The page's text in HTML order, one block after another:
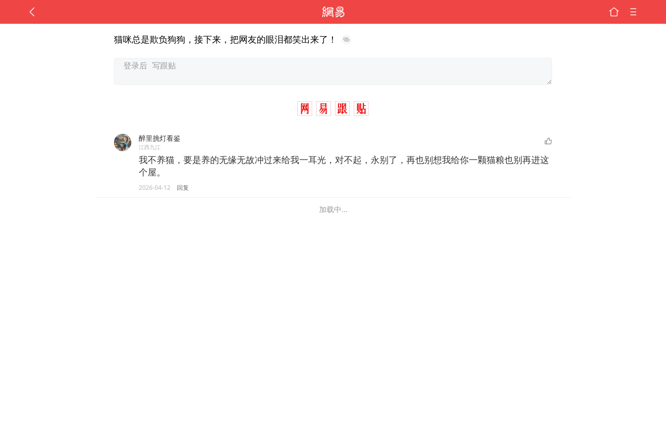
猫咪总是欺负狗狗，接下来，把网友的眼泪都笑出来了！
醉里挑灯看鉴
江西九江
我不养猫，要是养的无缘无故冲过来给我一耳光，对不起，永别了，再也别想我给你一颗猫粮也别再进这
个屋。
2026-04-12 回复
加载中...